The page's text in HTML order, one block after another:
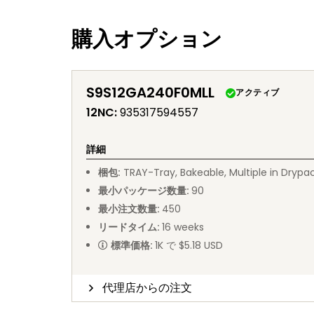
購入オプション
S9S12GA240F0MLL アクティブ
12NC:935317594557
詳細
梱包: TRAY-Tray, Bakeable, Multiple in
最小パッケージ数量: 90
最小注文数量: 450
リードタイム: 16 weeks
標準価格: 1K で $5.18 USD
代理店からの注文